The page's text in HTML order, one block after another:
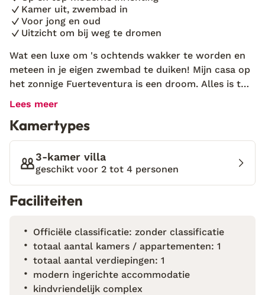
Kamer uit, zwembad in
Voor jong en oud
Uitzicht om bij weg te dromen
Wat een luxe om 's ochtends wakker te worden en
meteen in je eigen zwembad te duiken! Mijn casa op
het zonnige Fuerteventura is een droom. Alles is tot
in de puntjes verzorgd, waardoor ik volledig kan
ingerichte villa waar aan alles is gedacht. Van een
compleet uitgeruste keuken tot een heerlijk
zwembad met zonnebedjes en parasols. Vergeet ook
zeker niet de twee comfortabele slaap- en
badkamers. Hier ontbreekt het je aan niets! Deze
plek is voor kinderen ook ideaal, met een
om tot in de late uurtjes bommetjes te maken in het
zwembad. Zin in een avondje uit? Het gezellige
centrum van Lajares ligt op slechts 3 kilometer
afstand – perfect om de omgeving te verkennen en
de lokale sfeer te proeven!
Lees meer
Kamertypes
3-kamer villa
geschikt voor 2 tot 4 personen
Faciliteiten
Officiële classificatie: zonder classificatie
totaal aantal kamers / appartementen: 1
totaal aantal verdiepingen: 1
modern ingerichte accommodatie
kindvriendelijk complex